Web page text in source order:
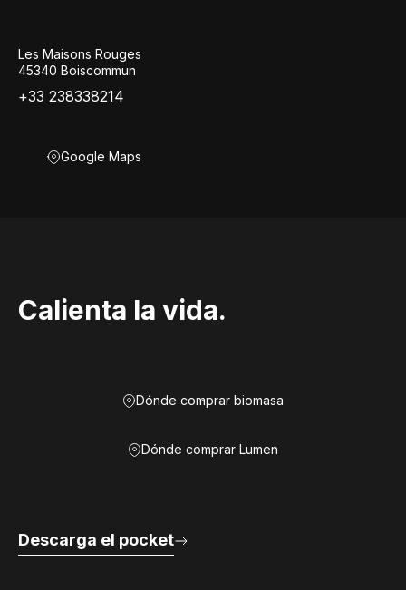
Les Maisons Rouges
45340 Boiscommun
+33 238338214
Google Maps
Calienta la vida.
Dónde comprar biomasa
Dónde comprar Lumen
Descarga el pocket